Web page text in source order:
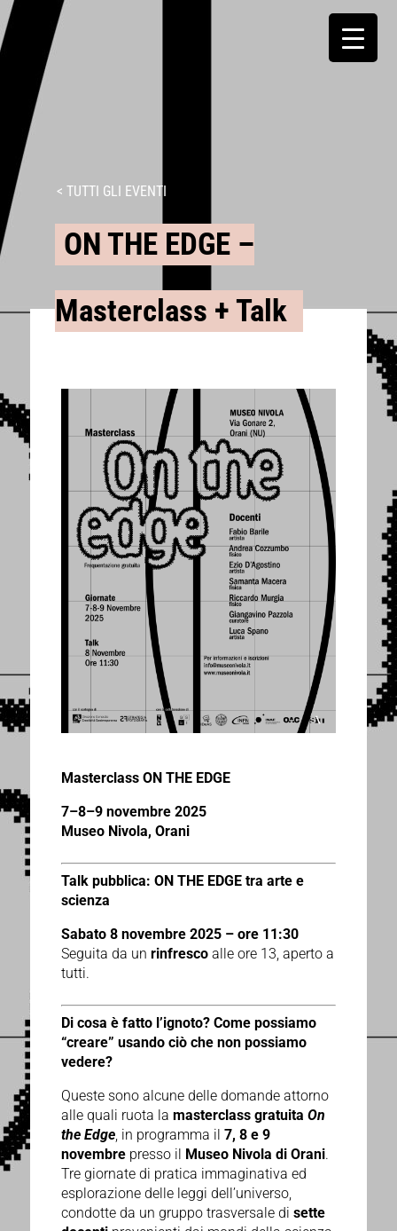
< TUTTI GLI EVENTI
ON THE EDGE –
Masterclass + Talk
Masterclass ON THE EDGE
7–8–9 novembre 2025
Museo Nivola, Orani
Talk pubblica: ON THE EDGE tra arte e
scienza
Sabato 8 novembre 2025 – ore 11:30
Seguita da un rinfresco alle ore 13, aperto a
tutti.
Di cosa è fatto l’ignoto? Come possiamo
“creare” usando ciò che non possiamo
vedere?
Queste sono alcune delle domande attorno
alle quali ruota la masterclass gratuita On
the Edge, in programma il 7, 8 e 9
novembrepresso il Museo Nivola di Orani.
Tre giornate di pratica immaginativa ed
esplorazione delle leggi dell’universo,
condotte da un gruppo trasversale di sette